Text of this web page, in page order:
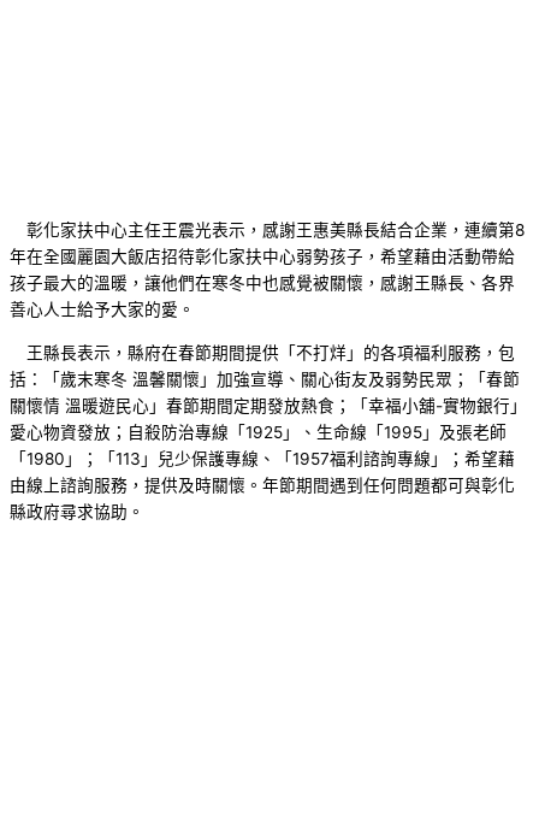
彰化家扶中心主任王震光表示，感謝王惠美縣長結合企業，連續第8
年在全國麗園大飯店招待彰化家扶中心弱勢孩子，希望藉由活動帶給
孩子最大的溫暖，讓他們在寒冬中也感覺被關懷，感謝王縣長、各界
善心人士給予大家的愛。
王縣長表示，縣府在春節期間提供「不打烊」的各項福利服務，包
括：「歲末寒冬 溫馨關懷」加強宣導、關心街友及弱勢民眾；「春節
關懷情 溫暖遊民心」春節期間定期發放熱食；「幸福小舖-實物銀行」
愛心物資發放；自殺防治專線「1925」、生命線「1995」及張老師
「1980」；「113」兒少保護專線、「1957福利諮詢專線」；希望藉
由線上諮詢服務，提供及時關懷。年節期間遇到任何問題都可與彰化
縣政府尋求協助。